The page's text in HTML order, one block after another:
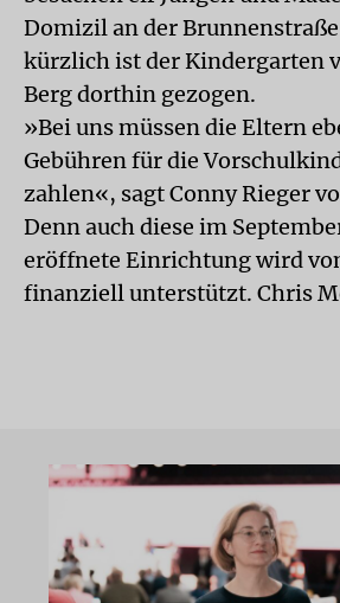
Domizil an der
kürzlich ist der Kindergarten
Berg dorthin gezogen.
»Bei uns müssen die Eltern
Gebühren für die
zahlen«, sagt Conny Rieger
Denn auch diese im
eröffnete Einrichtung wird
finanziell unterstützt. Chris